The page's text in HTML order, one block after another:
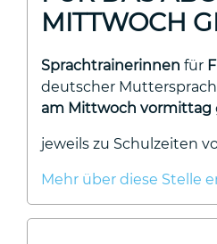
MITTWOCH
Sprachtrainerinnen für
deutscher
am Mittwoch vormittag
jeweils zu Schulzeiten
Mehr über diese Stelle